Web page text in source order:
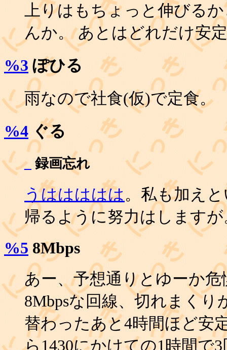
上りはもちょっと伸びる
んか。 あとはどれだけ
%3 ぽひる
雨なので社食(仮)で定食。
%4 ぐる
_ 録画忘れ
うははははは。私も加え
帰るように努力はしますが
%5 8Mbps
あー、予想通りとゆーか
8Mbpsな回線、切れまくり
替わったあと4時間ほど安
ら1430にかけての1時間で